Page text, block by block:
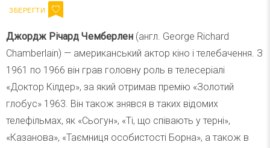
Джордж Річард Чемберлен (англ. George Richard
Chamberlain) — американський актор кіно і телебачення. З
1961 по 1966 він грав головну роль в телесеріалі
«Доктор Кілдер», за який отримав премію «Золотий
глобус» 1963. Він також знявся в таких відомих
телефільмах, як «Сьогун», «Ті, що співають у терні»,
«Казанова», «Таємниця особистості Борна», а також в